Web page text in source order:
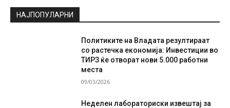
НАЈПОПУЛАРНИ
Политиките на Владата резултираат
со растечка економија: Инвестиции во
ТИРЗ ќе отворат нови 5.000 работни
места
09/03/2026
Неделен лабораториски извештај за